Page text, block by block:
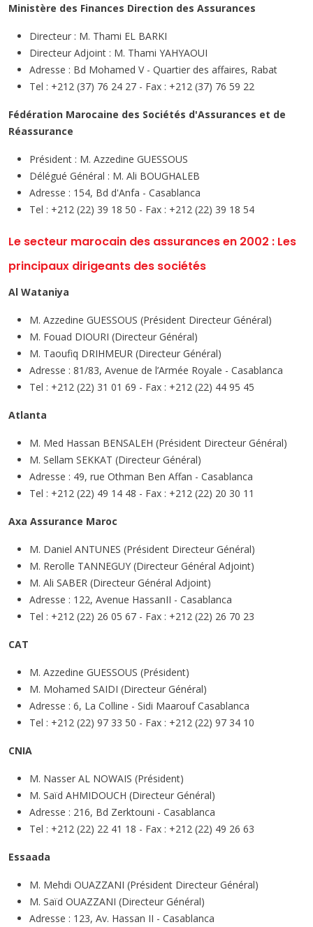
Ministère des Finances Direction des Assurances
Directeur : M. Thami EL BARKI
Directeur Adjoint : M. Thami YAHYAOUI
Adresse : Bd Mohamed V - Quartier des affaires, Rabat
Tel : +212 (37) 76 24 27 - Fax : +212 (37) 76 59 22
Fédération Marocaine des Sociétés d'Assurances et de
Réassurance
Président : M. Azzedine GUESSOUS
Délégué Général : M. Ali BOUGHALEB
Adresse : 154, Bd d'Anfa - Casablanca
Tel : +212 (22) 39 18 50 - Fax : +212 (22) 39 18 54
Le secteur marocain des assurances en 2002 : Les
principaux dirigeants des sociétés
Al Wataniya
M. Azzedine GUESSOUS (Président Directeur Général)
M. Fouad DIOURI (Directeur Général)
M. Taoufiq DRIHMEUR (Directeur Général)
Adresse : 81/83, Avenue de l’Armée Royale - Casablanca
Tel : +212 (22) 31 01 69 - Fax : +212 (22) 44 95 45
Atlanta
M. Med Hassan BENSALEH (Président Directeur Général)
M. Sellam SEKKAT (Directeur Général)
Adresse : 49, rue Othman Ben Affan - Casablanca
Tel : +212 (22) 49 14 48 - Fax : +212 (22) 20 30 11
Axa Assurance Maroc
M. Daniel ANTUNES (Président Directeur Général)
M. Rerolle TANNEGUY (Directeur Général Adjoint)
M. Ali SABER (Directeur Général Adjoint)
Adresse : 122, Avenue HassanII - Casablanca
Tel : +212 (22) 26 05 67 - Fax : +212 (22) 26 70 23
CAT
M. Azzedine GUESSOUS (Président)
M. Mohamed SAIDI (Directeur Général)
Adresse : 6, La Colline - Sidi Maarouf Casablanca
Tel : +212 (22) 97 33 50 - Fax : +212 (22) 97 34 10
CNIA
M. Nasser AL NOWAIS (Président)
M. Saïd AHMIDOUCH (Directeur Général)
Adresse : 216, Bd Zerktouni - Casablanca
Tel : +212 (22) 22 41 18 - Fax : +212 (22) 49 26 63
Essaada
M. Mehdi OUAZZANI (Président Directeur Général)
M. Saïd OUAZZANI (Directeur Général)
Adresse : 123, Av. Hassan II - Casablanca